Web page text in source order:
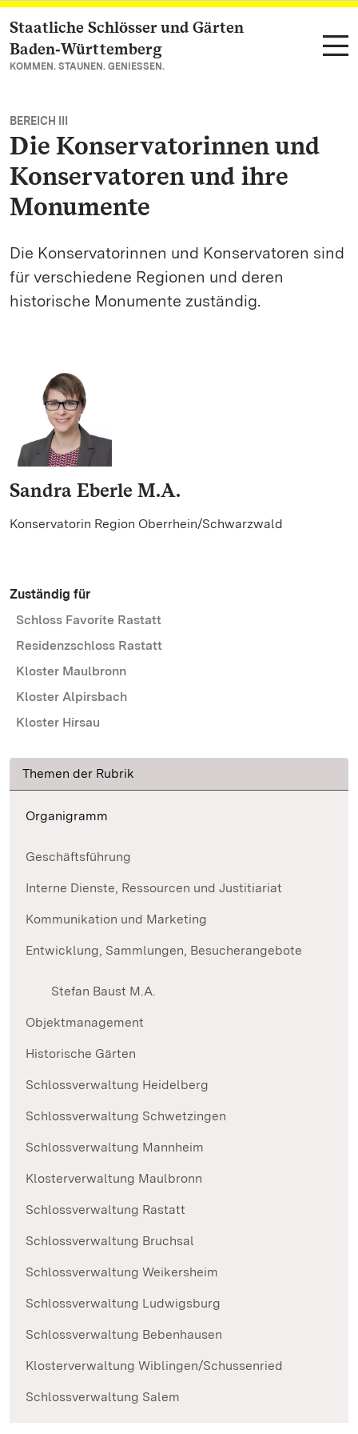
Zum Hauptinhalt springen
Staatliche Schlösser und Gärten
Baden‑Württemberg
KOMMEN. STAUNEN. GENIESSEN.
BEREICH III
Die Konservatorinnen und
Konservatoren und ihre
Monumente
Die Konservatorinnen und Konservatoren sind
für verschiedene Regionen und deren
historische Monumente zuständig.
Sandra Eberle M.A.
Konservatorin Region Oberrhein/Schwarzwald
Zuständig für
Schloss Favorite Rastatt
Residenzschloss Rastatt
Kloster Maulbronn
Kloster Alpirsbach
Kloster Hirsau
Themen der Rubrik
Organigramm
Geschäftsführung
Interne Dienste, Ressourcen und Justitiariat
Kommunikation und Marketing
Entwicklung, Sammlungen, Besucherangebote
Stefan Baust M.A.
Objektmanagement
Historische Gärten
Schlossverwaltung Heidelberg
Schlossverwaltung Schwetzingen
Schlossverwaltung Mannheim
Klosterverwaltung Maulbronn
Schlossverwaltung Rastatt
Schlossverwaltung Bruchsal
Schlossverwaltung Weikersheim
Schlossverwaltung Ludwigsburg
Schlossverwaltung Bebenhausen
Klosterverwaltung Wiblingen/Schussenried
Schlossverwaltung Salem